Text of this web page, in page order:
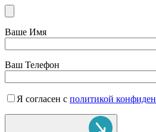
Ваше Имя
Ваш Телефон
Я согласен с политикой